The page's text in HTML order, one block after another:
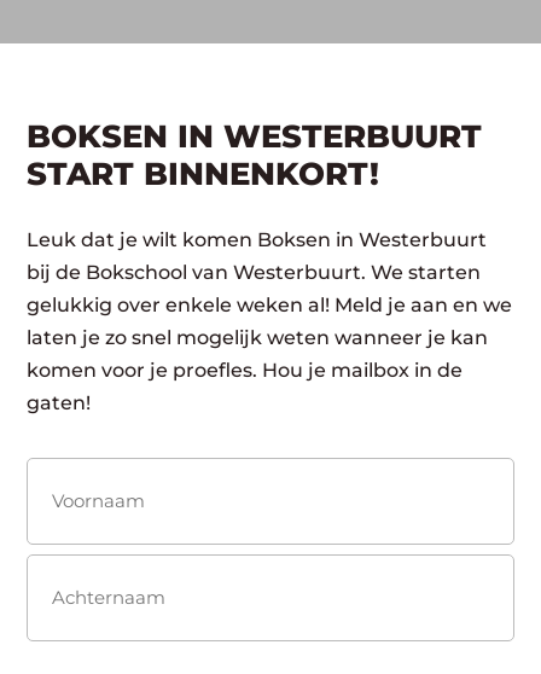
BOKSEN IN WESTERBUURT
START BINNENKORT!
Leuk dat je wilt komen Boksen in Westerbuurt
bij de Bokschool van Westerbuurt. We starten
gelukkig over enkele weken al! Meld je aan en we
laten je zo snel mogelijk weten wanneer je kan
komen voor je proefles. Hou je mailbox in de
gaten!
(Vereist)
Voornaam